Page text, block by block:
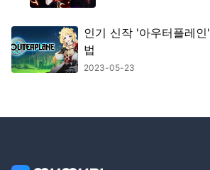
인기 신작 '아우터플레인' PC에서 즐기는 방
법
2023-05-23